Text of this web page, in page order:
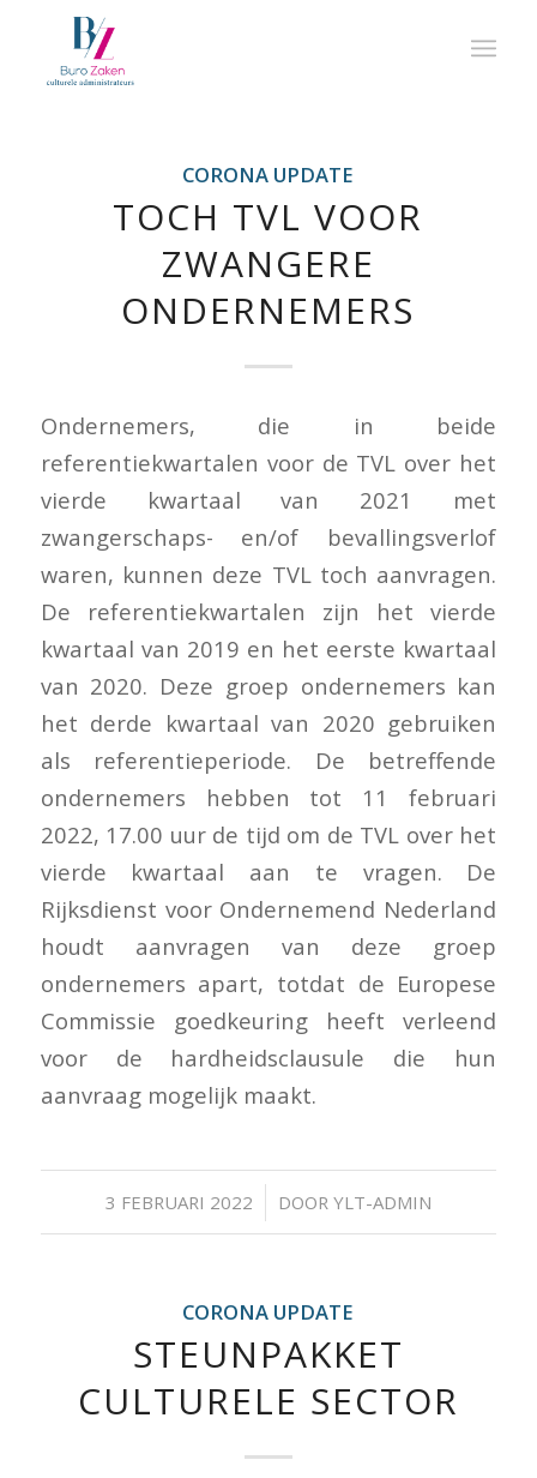
CORONA UPDATE
TOCH TVL VOOR
ZWANGERE
ONDERNEMERS
Ondernemers, die in beide
referentiekwartalen voor de TVL over het
vierde kwartaal van 2021 met
zwangerschaps- en/of bevallingsverlof
waren, kunnen deze TVL toch aanvragen.
De referentiekwartalen zijn het vierde
kwartaal van 2019 en het eerste kwartaal
van 2020. Deze groep ondernemers kan
het derde kwartaal van 2020 gebruiken
als referentieperiode. De betreffende
ondernemers hebben tot 11 februari
2022, 17.00 uur de tijd om de TVL over het
vierde kwartaal aan te vragen. De
Rijksdienst voor Ondernemend Nederland
houdt aanvragen van deze groep
ondernemers apart, totdat de Europese
Commissie goedkeuring heeft verleend
voor de hardheidsclausule die hun
aanvraag mogelijk maakt.
3 FEBRUARI 2022
/ DOOR YLT-ADMIN
CORONA UPDATE
STEUNPAKKET
CULTURELE SECTOR